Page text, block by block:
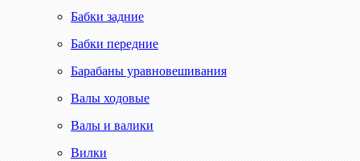
Бабки задние
Бабки передние
Барабаны уравновешивания
Валы ходовые
Валы и валики
Вилки